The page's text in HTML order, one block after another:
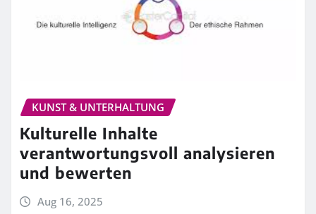
KUNST & UNTERHALTUNG
Kulturelle Inhalte
verantwortungsvoll analysieren
und bewerten
Aug 16, 2025